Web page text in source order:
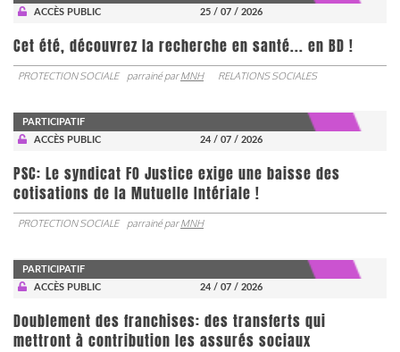
ACCÈS PUBLIC
25 / 07 / 2026
Cet été, découvrez la recherche en santé... en BD !
PROTECTION SOCIALE parrainé parMNH RELATIONS SOCIALES
PARTICIPATIF
ACCÈS PUBLIC
24 / 07 / 2026
PSC: Le syndicat FO Justice exige une baisse des
cotisations de la Mutuelle Intériale !
PROTECTION SOCIALE parrainé parMNH
PARTICIPATIF
ACCÈS PUBLIC
24 / 07 / 2026
Doublement des franchises: des transferts qui
mettront à contribution les assurés sociaux